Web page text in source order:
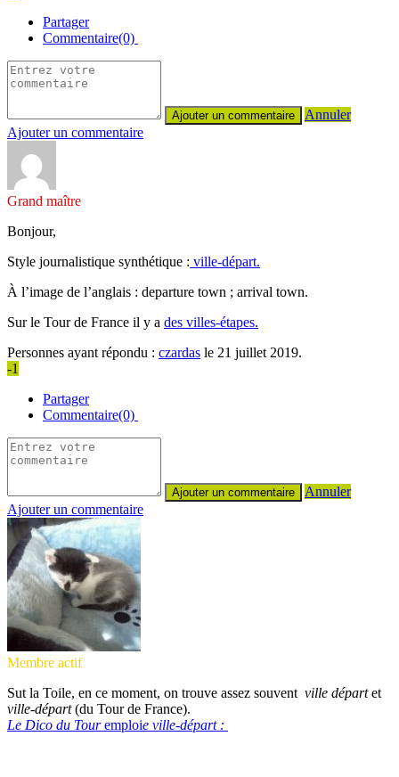
Partager
Commentaire(0)
Annuler
Ajouter un commentaire
Grand maître
Bonjour,
Style journalistique synthétique : ville-départ.
À l’image de l’anglais : departure town ; arrival town.
Sur le Tour de France il y a des villes-étapes.
Personnes ayant répondu : czardas le 21 juillet 2019.
-1
Partager
Commentaire(0)
Annuler
Ajouter un commentaire
Membre actif
Sut la Toile, en ce moment, on trouve assez souvent ville départet
ville-départ(du Tour de France).
Le Dico du Touremploie ville-départ :